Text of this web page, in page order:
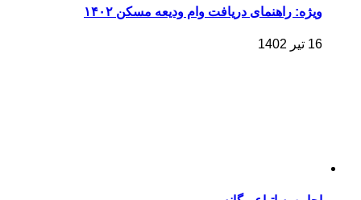
ویژه: راهنمای دریافت وام ودیعه مسکن ۱۴۰۲
16 تیر 1402